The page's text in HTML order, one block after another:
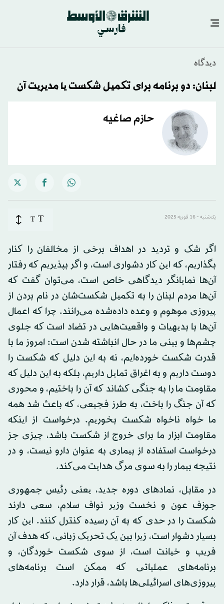
دیدگاه
لبنان: دو برنامه‌ برای تکمیل شکست یا مدیریت آن
حازم صاغيه
یک‌شنبه - 16 فوریه 2025 T
T
اگر شک و تردید در اهداف برخی از مخالفان را کنار
بگذاریم، که این کار دشواری است، و اگر بپذیریم که رفتار
آن‌ها نمایانگر دیدگاهی خاص است، می‌توان گفت که
آن‌ها مردم لبنان را به تکمیل شکست‌شان در نام بردن از
پیروزی موهوم و وعده داده‌شده می‌رانند. چرا که اعمال
آن‌ها با بدیهیات و واقعیت‌هایی در تضاد است که جلوی
چشم‌ها و بینی‌ ما در حال انباشته شدن است: امروز ما با
قدرت شکست خورده‌ایم، نه به این دلیل که شکست را
دوست داریم و به اغراق تمایل داریم، بلکه به این دلیل که
مقاومت ما را به جنگی کشاند که آن را باختیم، و محوری
که آن جنگ را باخت، به طرز فجیعی، که باعث شد همه
ما خواه ناخواه شکست بخوریم. درخواست از اینکه
مقاومت ابزار ما برای خروج از شکست باشد، چیزی جز
درخواست استفاده از بیماری به عنوان دارو نیست، و در
نتیجه بیمار را به سوی مرگ هدایت می‌کند.
در مقابل، نمادهای دوره جدید، یعنی رئیس جمهوری
جوزف عون و نخست وزیر نواف سلام، سعی دارند
شکست را در حدی که به آن رسیده کنترل کنند. این کار
بسیار دشوار است، زیرا بین یک تحریک زبانی، که هدف آن
فریب و خیانت است، از سوی شکست خوردگان، و
برنامه‌های عملیاتی که ممکن است برنامه‌های
پیروزی‌های اسرائیلی‌ها باشد، قرار دارد.